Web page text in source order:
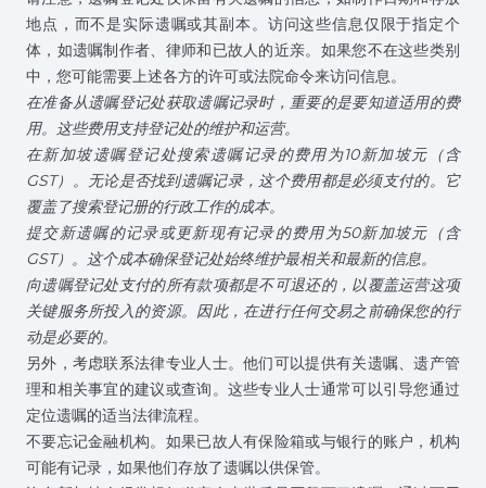
地点，而不是实际遗嘱或其副本。访问这些信息仅限于指定个
体，如遗嘱制作者、律师和已故人的近亲。如果您不在这些类别
中，您可能需要上述各方的许可或法院命令来访问信息。
在准备从遗嘱登记处获取遗嘱记录时，重要的是要知道适用的费
用。这些费用支持登记处的维护和运营。
在新加坡遗嘱登记处搜索遗嘱记录的费用为10新加坡元（含
GST）。无论是否找到遗嘱记录，这个费用都是必须支付的。它
覆盖了搜索登记册的行政工作的成本。
提交新遗嘱的记录或更新现有记录的费用为50新加坡元（含
GST）。这个成本确保登记处始终维护最相关和最新的信息。
向遗嘱登记处支付的所有款项都是不可退还的，以覆盖运营这项
关键服务所投入的资源。因此，在进行任何交易之前确保您的行
动是必要的。
另外，考虑联系法律专业人士。他们可以提供有关遗嘱、遗产管
理和相关事宜的建议或查询。这些专业人士通常可以引导您通过
定位遗嘱的适当法律流程。
不要忘记金融机构。如果已故人有保险箱或与银行的账户，机构
可能有记录，如果他们存放了遗嘱以供保管。